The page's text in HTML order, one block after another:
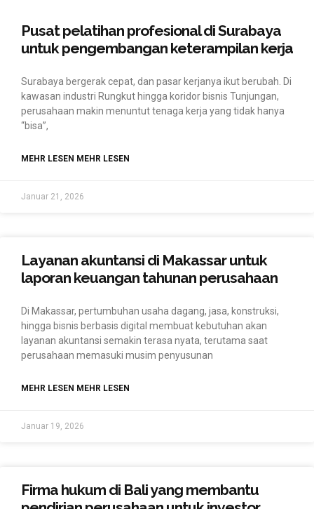
Pusat pelatihan profesional di Surabaya
untuk pengembangan keterampilan kerja
Surabaya bergerak cepat, dan pasar kerjanya ikut berubah. Di
kawasan industri Rungkut hingga koridor bisnis Tunjungan,
perusahaan makin menuntut tenaga kerja yang tidak hanya
“bisa”,
MEHR LESEN MEHR LESEN
Januar 21, 2026
Layanan akuntansi di Makassar untuk
laporan keuangan tahunan perusahaan
Di Makassar, pertumbuhan usaha dagang, jasa, konstruksi,
hingga bisnis berbasis digital membuat kebutuhan akan
layanan akuntansi semakin terasa nyata, terutama saat
perusahaan memasuki musim penyusunan
MEHR LESEN MEHR LESEN
Januar 19, 2026
Firma hukum di Bali yang membantu